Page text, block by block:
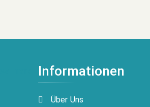
Informationen
Über Uns